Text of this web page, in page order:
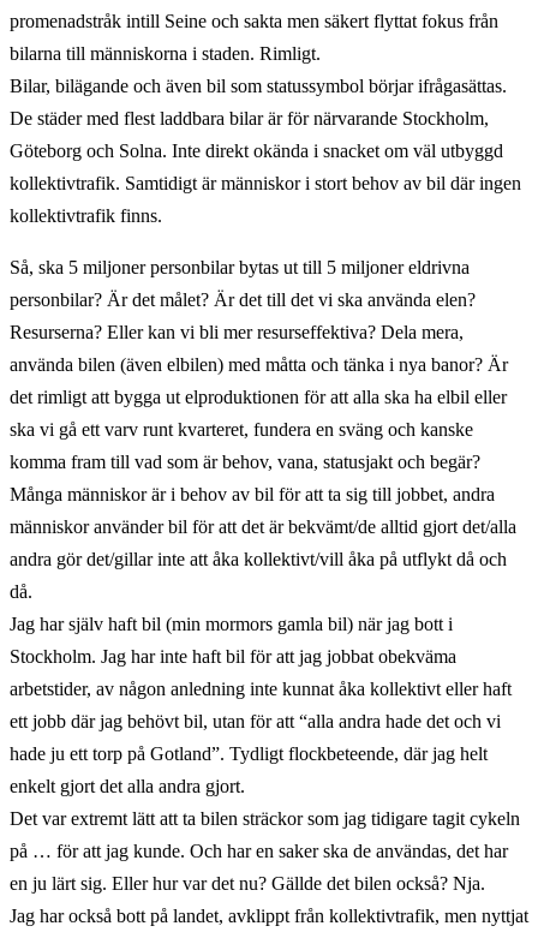
promenadstråk intill Seine och sakta men säkert flyttat fokus från
bilarna till människorna i staden. Rimligt.
Bilar, bilägande och även bil som statussymbol börjar ifrågasättas.
De städer med flest laddbara bilar är för närvarande Stockholm,
Göteborg och Solna. Inte direkt okända i snacket om väl utbyggd
kollektivtrafik. Samtidigt är människor i stort behov av bil där ingen
kollektivtrafik finns.
Så, ska 5 miljoner personbilar bytas ut till 5 miljoner eldrivna
personbilar? Är det målet? Är det till det vi ska använda elen?
Resurserna? Eller kan vi bli mer resurseffektiva? Dela mera,
använda bilen (även elbilen) med måtta och tänka i nya banor? Är
det rimligt att bygga ut elproduktionen för att alla ska ha elbil eller
ska vi gå ett varv runt kvarteret, fundera en sväng och kanske
komma fram till vad som är behov, vana, statusjakt och begär?
Många människor är i behov av bil för att ta sig till jobbet, andra
människor använder bil för att det är bekvämt/de alltid gjort det/alla
andra gör det/gillar inte att åka kollektivt/vill åka på utflykt då och
då.
Jag har själv haft bil (min mormors gamla bil) när jag bott i
Stockholm. Jag har inte haft bil för att jag jobbat obekväma
arbetstider, av någon anledning inte kunnat åka kollektivt eller haft
ett jobb där jag behövt bil, utan för att “alla andra hade det och vi
hade ju ett torp på Gotland”. Tydligt flockbeteende, där jag helt
enkelt gjort det alla andra gjort.
Det var extremt lätt att ta bilen sträckor som jag tidigare tagit cykeln
på … för att jag kunde. Och har en saker ska de användas, det har
en ju lärt sig. Eller hur var det nu? Gällde det bilen också? Nja.
Jag har också bott på landet, avklippt från kollektivtrafik, men nyttjat